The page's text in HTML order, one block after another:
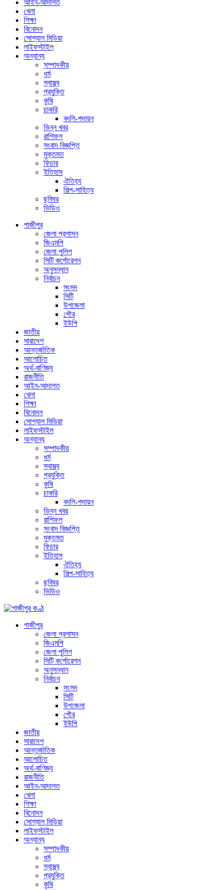
আইন-আদালত
খেলা
শিক্ষা
বিনোদন
সোশ্যাল মিডিয়া
লাইফস্টাইল
অন্যান্য
সম্পাদকীয়
ধর্ম
স্বাস্থ্য
প্রযুক্তি
কৃষি
চাকরি
বদলি-পদায়ন
ভিন্ন খবর
রাশিফল
সংবাদ বিজ্ঞপ্তি
মুক্তমত
ফিচার
ইতিহাস
ঐতিহ্য
শিল্প-সাহিত্য
ছবিঘর
ভিডিও
গাজীপুর
জেলা প্রশাসন
জিএমপি
জেলা পুলিশ
সিটি কর্পোরেশন
অনুসন্ধান
নির্বাচন
সংসদ
সিটি
উপজেলা
পৌর
ইউপি
জাতীয়
সারাদেশ
আন্তর্জাতিক
আলোচিত
অর্থ-বাণিজ্য
রাজনীতি
আইন-আদালত
খেলা
শিক্ষা
বিনোদন
সোশ্যাল মিডিয়া
লাইফস্টাইল
অন্যান্য
সম্পাদকীয়
ধর্ম
স্বাস্থ্য
প্রযুক্তি
কৃষি
চাকরি
বদলি-পদায়ন
ভিন্ন খবর
রাশিফল
সংবাদ বিজ্ঞপ্তি
মুক্তমত
ফিচার
ইতিহাস
ঐতিহ্য
শিল্প-সাহিত্য
ছবিঘর
ভিডিও
গাজীপুর
জেলা প্রশাসন
জিএমপি
জেলা পুলিশ
সিটি কর্পোরেশন
অনুসন্ধান
নির্বাচন
সংসদ
সিটি
উপজেলা
পৌর
ইউপি
জাতীয়
সারাদেশ
আন্তর্জাতিক
আলোচিত
অর্থ-বাণিজ্য
রাজনীতি
আইন-আদালত
খেলা
শিক্ষা
বিনোদন
সোশ্যাল মিডিয়া
লাইফস্টাইল
অন্যান্য
সম্পাদকীয়
ধর্ম
স্বাস্থ্য
প্রযুক্তি
কৃষি